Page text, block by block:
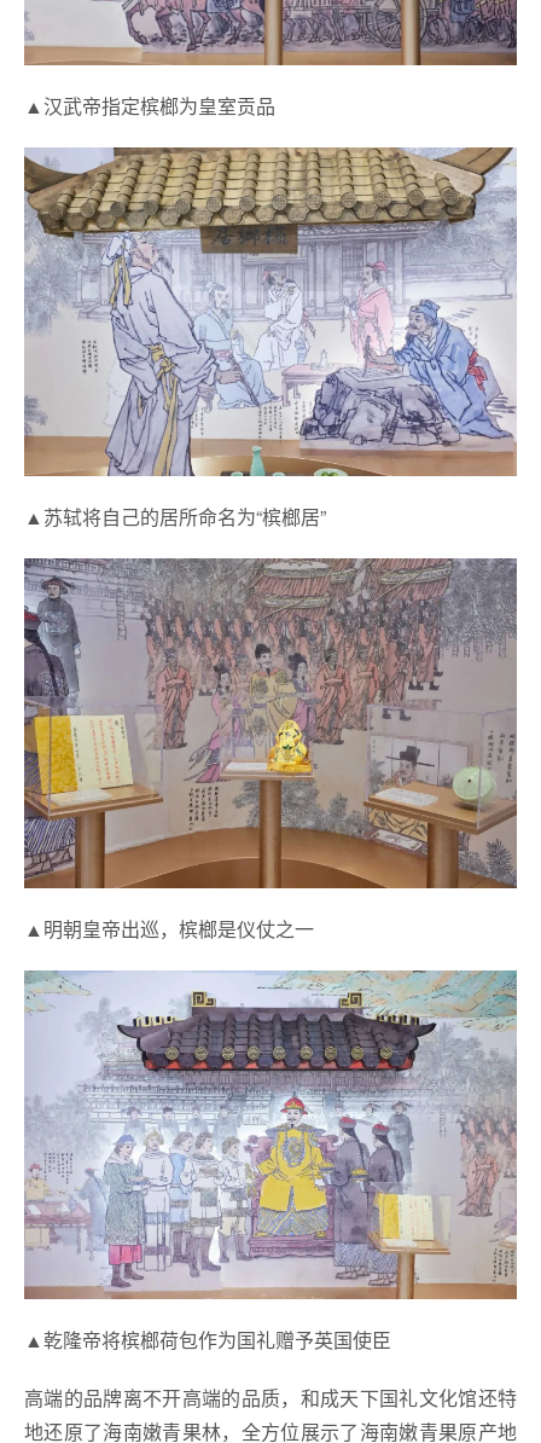
▲汉武帝指定槟榔为皇室贡品
▲苏轼将自己的居所命名为“槟榔居”
▲明朝皇帝出巡，槟榔是仪仗之一
▲乾隆帝将槟榔荷包作为国礼赠予英国使臣
高端的品牌离不开高端的品质，和成天下国礼文化馆还特
地还原了海南嫩青果林，全方位展示了海南嫩青果原产地